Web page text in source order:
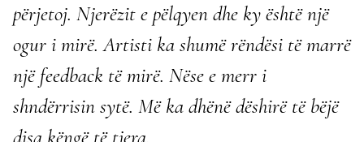
përjetoj. Njerëzit e pëlqyen dhe ky është një
ogur i mirë. Artisti ka shumë rëndësi të marrë
një feedback të mirë. Nëse e merr i
shndërrisin sytë. Më ka dhënë dëshirë të bëjë
disa këngë të tjera.